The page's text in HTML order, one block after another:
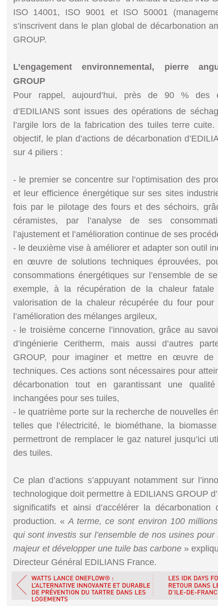
ISO 14001, ISO 9001 et ISO 50001
s’inscrivent dans le plan global de décarbonation
GROUP.
L’engagement environnemental, pierre
GROUP
Pour rappel, aujourd’hui, près de 90 % des
d’EDILIANS sont issues des opérations de
l’argile lors de la fabrication des tuiles terre cuite.
objectif, le plan d’actions de décarbonation
sur 4 piliers :
- le premier se concentre sur l’optimisation des
et leur efficience énergétique sur ses sites
fois par le pilotage des fours et des séchoirs,
céramistes, par l’analyse de ses
l’ajustement et l’amélioration continue de ses
- le deuxième vise à améliorer et adapter son outil
en œuvre de solutions techniques éprouvées,
consommations énergétiques sur l’ensemble de
exemple, à la récupération de la chaleur
valorisation de la chaleur récupérée du four
l’amélioration des mélanges argileux,
- le troisième concerne l’innovation, grâce au
d’ingénierie Ceritherm, mais aussi d’autres
GROUP, pour imaginer et mettre en œuvre de
techniques. Ces actions sont nécessaires pour
décarbonation tout en garantissant une
inchangées pour ses tuiles,
- le quatrième porte sur la recherche de nouvelles
telles que l’électricité, le biométhane, la
permettront de remplacer le gaz naturel jusqu’ici
des tuiles.
Ce plan d’actions s’appuyant notamment sur
technologique doit permettre à EDILIANS GROUP
significatifs et ainsi d’accélérer la
production. «A terme, ce sont environ 100
qui sont investis sur l’ensemble de nos usines
majeur et développer une tuile bas carbone »
Directeur Général EDILIANS France.